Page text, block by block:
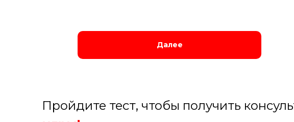
Далее
Пройдите тест, чтобы получить